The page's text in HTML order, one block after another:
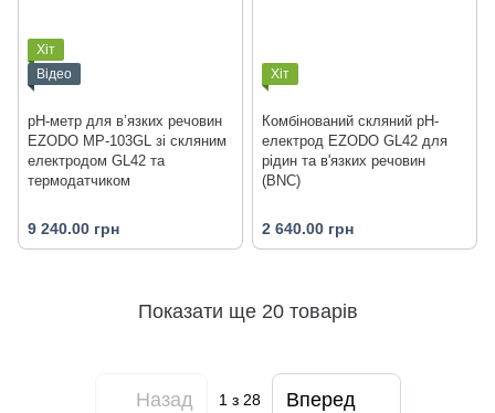
Хіт
Відео
рН-метр для в’язких речовин
EZODO MP-103GL зі скляним
електродом GL42 та
термодатчиком
9 240.00 грн
Хіт
Комбінований скляний рН-
електрод EZODO GL42 для
рідин та в'язких речовин
(BNC)
2 640.00 грн
Показати ще 20 товарів
Назад 1з 28 Вперед